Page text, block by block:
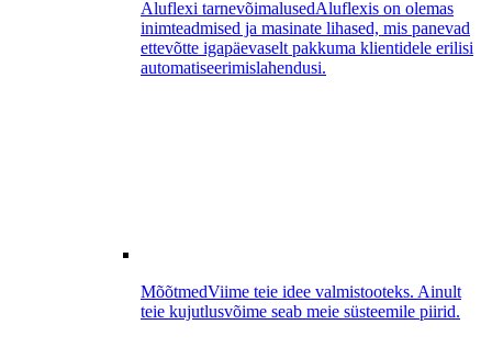
Aluflexi tarnevõimalusedAluflexis on olemas
inimteadmised ja masinate lihased, mis panevad
ettevõtte igapäevaselt pakkuma klientidele erilisi
automatiseerimislahendusi.
MõõtmedViime teie idee valmistooteks. Ainult
teie kujutlusvõime seab meie süsteemile piirid.